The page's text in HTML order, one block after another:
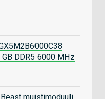
DDR5 6000 MHz